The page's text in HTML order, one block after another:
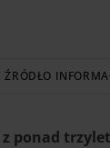
ŹRÓDŁO
ponad